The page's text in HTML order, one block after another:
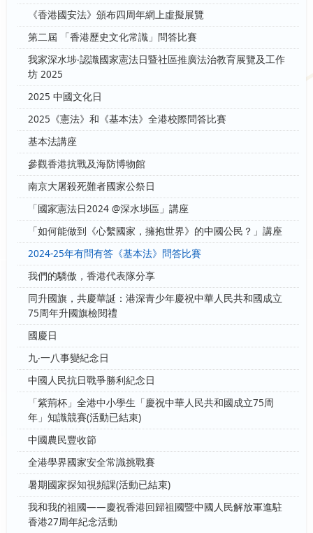
《香港國安法》頒布四周年網上虛擬展覽
第二屆 「香港歷史文化常識」問答比賽
我家深水埗‧認識國家憲法日暨社區推廣法治教育展覽及工作
坊 2025
2025 中國文化日
2025《憲法》和《基本法》全港校際問答比賽
基本法講座
參觀香港抗戰及海防博物館
南京大屠殺死難者國家公祭日
「國家憲法日2024 @深水埗區」講座
「如何能做到《心繫國家，擁抱世界》的中國公民？」講座
2024-25年有問有答《基本法》問答比賽
我們的驕傲，香港代表隊分享
同升國旗，共慶華誕：港深青少年慶祝中華人民共和國成立
75周年升國旗檢閱禮
國慶日
九‧一八事變紀念日
中國人民抗日戰爭勝利紀念日
「紫荊杯」全港中小學生「慶祝中華人民共和國成立75周
年」知識競賽(活動已結束)
中國農民豐收節
全港學界國家安全常識挑戰賽
暑期國家探知視頻課(活動已結束)
我和我的祖國——慶祝香港回歸祖國暨中國人民解放軍進駐
香港27周年紀念活動